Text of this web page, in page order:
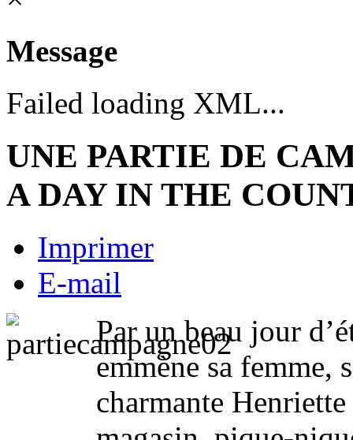
Message
Failed loading XML...
UNE PARTIE DE
A DAY IN THE
Imprimer
E-mail
Par un beau jour
emmène sa femme,
charmante